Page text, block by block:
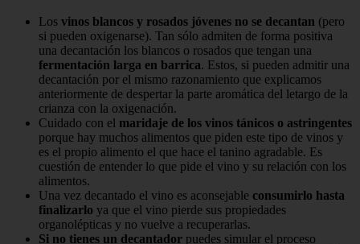
Los vinos blancos y rosados jóvenes no se decantan (pero
si pueden oxigenarse). Tan sólo admiten de forma positiva
una decantación los blancos o rosados que tengan una
fermentación larga en barrica. Estos, si pueden admitir una
decantación por el mismo razonamiento que explicamos
anteriormente de despertar la parte aromática del letargo de la
crianza con la oxigenación.
Cuidado con el maridaje de los vinos tánicos o astringentes
porque hay muchos alimentos que piden este tipo de vinos y
es el propio alimento el que hace el tanino agradable. Es
cuestión de entender lo que pide el vino y su relación con los
alimentos.
Una vez decantado el vino es aconsejable consumirlo hasta
finalizarlo ya que el vino pierde sus propiedades
organolépticas y no vuelve a recuperarlas.
Si no tienes un decantador puedes simular el proceso